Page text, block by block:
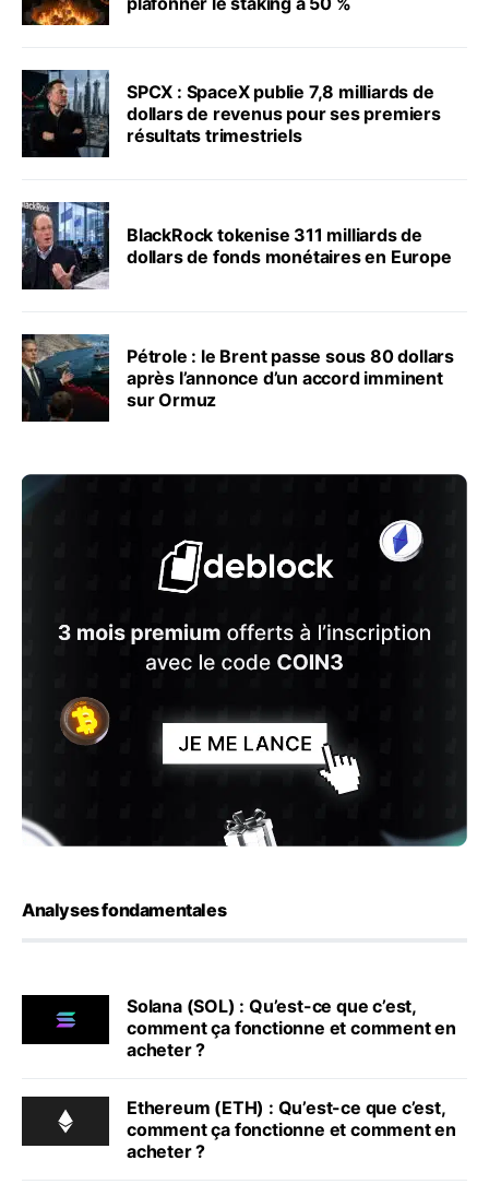
SPCX : SpaceX publie 7,8 milliards de
dollars de revenus pour ses premiers
résultats trimestriels
BlackRock tokenise 311 milliards de
dollars de fonds monétaires en Europe
Pétrole : le Brent passe sous 80 dollars
après l’annonce d’un accord imminent
sur Ormuz
Analyses fondamentales
Solana (SOL) : Qu’est-ce que c’est,
comment ça fonctionne et comment en
acheter ?
Ethereum (ETH) : Qu’est-ce que c’est,
comment ça fonctionne et comment en
acheter ?